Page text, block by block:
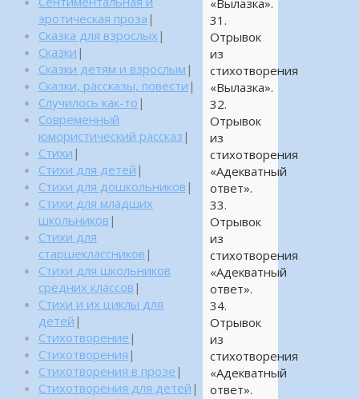
«Вылазка».
31.
Отрывок
из
стихотворения
«Вылазка».
32.
Отрывок
из
стихотворения
«Адекватный
ответ».
33.
Отрывок
из
стихотворения
«Адекватный
ответ».
34.
Отрывок
из
стихотворения
«Адекватный
ответ».
эротическая проза |
Сказка для взрослых |
Сказки |
Сказки детям и взрослым |
Сказки, рассказы, повести |
Случилось как-то |
Современный
юмористический рассказ |
Стихи |
Стихи для детей |
Стихи для дошкольников |
Стихи для младших
школьников |
Стихи для
старшеклассников |
Стихи для школьников
средних классов |
Стихи и их циклы для
детей |
Стихотворение |
Стихотворения |
Стихотворения в прозе |
Стихотворения для детей |